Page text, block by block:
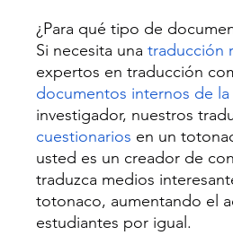
¿Para qué tipo de
Si necesita una traducción
expertos en traducción
documentos internos de la
investigador, nuestros
cuestionarios en un
usted es un creador de
traduzca medios
totonaco, aumentando el
estudiantes por igual.